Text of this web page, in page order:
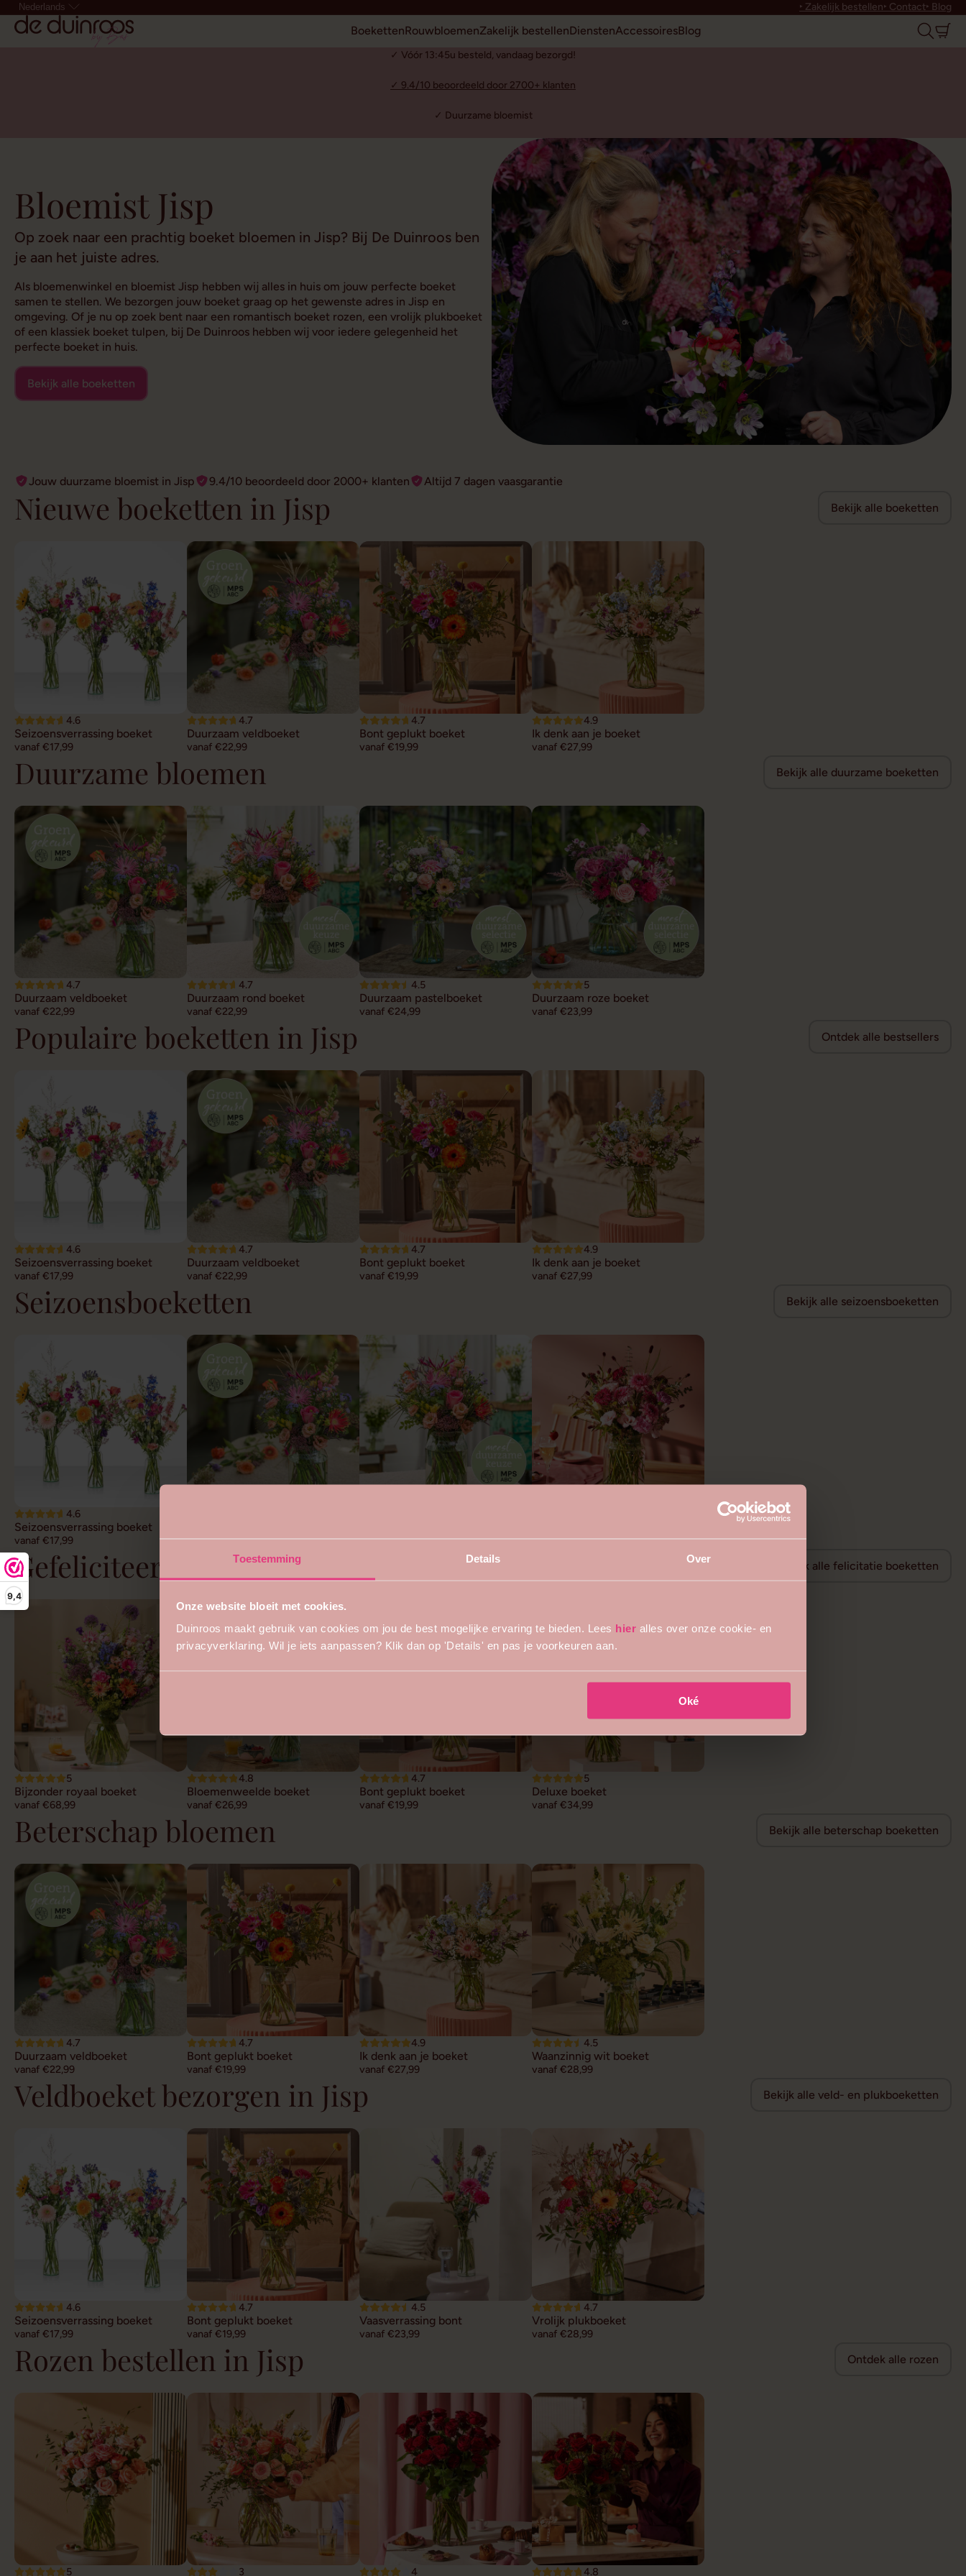
Toestemming Details Over
Onze website bloeit met cookies.
Duinroos maakt gebruik van cookies om jou de best mogelijke ervaring te bieden. Lees hier alles over onze cookie- en
privacyverklaring. Wil je iets aanpassen? Klik dan op 'Details' en pas je voorkeuren aan.
Oké
9,4
Nederlands ‣ Zakelijk bestellen‣ Contact‣ Blog
BoekettenRouwbloemenZakelijk bestellenDienstenAccessoiresBlog
✓ Vóór 13:45u besteld, vandaag bezorgd!
✓ 9.4/10 beoordeeld door 2700+ klanten
✓ Duurzame bloemist
Bloemist Jisp
Op zoek naar een prachtig boeket bloemen in Jisp? Bij De Duinroos ben
je aan het juiste adres.
Als bloemenwinkel en bloemist Jisp hebben wij alles in huis om jouw perfecte boeket
samen te stellen. We bezorgen jouw boeket graag op het gewenste adres in Jisp en
omgeving. Of je nu op zoek bent naar een romantisch boeket rozen, een vrolijk plukboeket
of een klassiek boeket tulpen, bij De Duinroos hebben wij voor iedere gelegenheid het
perfecte boeket in huis.
Bekijk alle boeketten
Jouw duurzame bloemist in Jisp 9.4/10 beoordeeld door 2000+ klanten Altijd 7 dagen vaasgarantie
Nieuwe boeketten in Jisp Bekijk alle boeketten
4.6
Seizoensverrassing boeket
vanaf €17,99
4.7
Duurzaam veldboeket
vanaf €22,99
4.7
Bont geplukt boeket
vanaf €19,99
4.9
Ik denk aan je boeket
vanaf €27,99
Duurzame bloemen Bekijk alle duurzame boeketten
4.7
Duurzaam veldboeket
vanaf €22,99
4.7
Duurzaam rond boeket
vanaf €22,99
4.5
Duurzaam pastelboeket
vanaf €24,99
5
Duurzaam roze boeket
vanaf €23,99
Populaire boeketten in Jisp Ontdek alle bestsellers
4.6
Seizoensverrassing boeket
vanaf €17,99
4.7
Duurzaam veldboeket
vanaf €22,99
4.7
Bont geplukt boeket
vanaf €19,99
4.9
Ik denk aan je boeket
vanaf €27,99
Seizoensboeketten Bekijk alle seizoensboeketten
4.6
Seizoensverrassing boeket
vanaf €17,99 vanaf €22,99 vanaf €22,99 vanaf €24,99
Gefeliciteerd bloemen Bekijk alle felicitatie boeketten
5
Bijzonder royaal boeket
vanaf €68,99
4.8
Bloemenweelde boeket
vanaf €26,99
4.7
Bont geplukt boeket
vanaf €19,99
5
Deluxe boeket
vanaf €34,99
Beterschap bloemen Bekijk alle beterschap boeketten
4.7
Duurzaam veldboeket
vanaf €22,99
4.7
Bont geplukt boeket
vanaf €19,99
4.9
Ik denk aan je boeket
vanaf €27,99
4.5
Waanzinnig wit boeket
vanaf €28,99
Veldboeket bezorgen in Jisp Bekijk alle veld- en plukboeketten
4.6
Seizoensverrassing boeket
vanaf €17,99
4.7
Bont geplukt boeket
vanaf €19,99
4.5
Vaasverrassing bont
vanaf €23,99
4.7
Vrolijk plukboeket
vanaf €28,99
Rozen bestellen in Jisp Ontdek alle rozen
5 3 4 4.8